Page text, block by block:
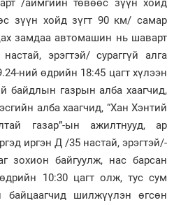
/аймгийн төвөөс зүүн хойд
зүүн хойд зүгт 90 км/ самар
замдаа автомашин нь шаварт
эрэгтэй/ сураггүй алга
ний өдрийн 18:45 цагт хүлээн
байдлын газрын алба хаагчид,
алба хаагчид, “Хан Хэнтий
газар”-ын ажилтнууд, ар
иргэн Д /35 настай, эрэгтэй/-
зохион байгуулж, нас барсан
10:30 цагт олж, тус сум
байцаагчид шилжүүлэн өгсөн